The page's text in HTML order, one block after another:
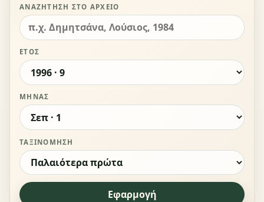
ΑΝΑΖΉΤΗΣΗ ΣΤΟ ΑΡΧΕΊΟ
ΈΤΟΣ
ΜΉΝΑΣ
ΤΑΞΙΝΌΜΗΣΗ
Εφαρμογή